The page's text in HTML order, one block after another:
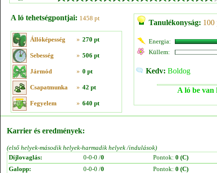
A ló tehetségpontjai: 1458 pt
Állóképesség » 270 pt
Sebesség » 506 pt
Jármód » 0 pt
Csapatmunka » 42 pt
Fegyelem » 640 pt
Tanulékonyság: 100
Energia:
Küllem:
Kedv: Boldog
A ló be van
Karrier és eredmények:
(első helyek-második helyek-harmadik helyek /indulások)
Díjlovaglás:
0-0-0 /0 Pontok: 0 (C)
Galopp:
0-0-0 /0 Pontok: 0 (C)